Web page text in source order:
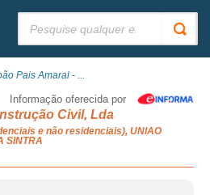
Pais Amaral - ...
Informação oferecida por
Civil, Lda
e não residenciais), UNIAO
SINTRA